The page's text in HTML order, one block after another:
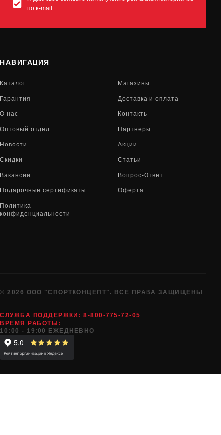
по e-mail
НАВИГАЦИЯ
Каталог Магазины
Гарантия Доставка и оплата
О нас Контакты
Оптовый отдел Партнеры
Новости Акции
Скидки Статьи
Вакансии Вопрос-Ответ
Подарочные сертификаты Оферта
Политика
конфиденциальности
© 2026 ООО "СПОРТКОНЦЕПТ". ВСЕ ПРАВА ЗАЩИЩЕНЫ
СЛУЖБА ПОДДЕРЖКИ: 8-800-775-72-05
ВРЕМЯ РАБОТЫ:
10:00 - 19:00 ЕЖЕДНЕВНО